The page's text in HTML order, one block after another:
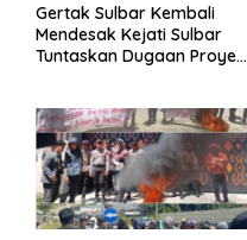
Gertak Sulbar Kembali
Mendesak Kejati Sulbar
Tuntaskan Dugaan Proyek